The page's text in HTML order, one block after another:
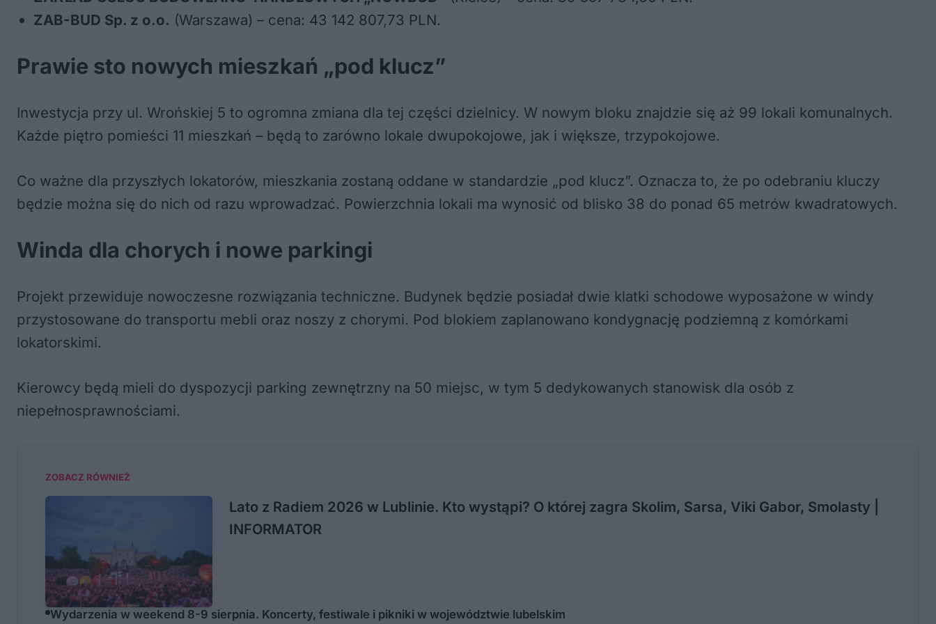
ZAB-BUD Sp. z o.o. (Warszawa) – cena: 43 142 807,73 PLN.
Prawie sto nowych mieszkań „pod klucz”
Inwestycja przy ul. Wrońskiej 5 to ogromna zmiana dla tej części dzielnicy. W nowym bloku znajdzie się aż 99 lokali komunalnych.
Każde piętro pomieści 11 mieszkań – będą to zarówno lokale dwupokojowe, jak i większe, trzypokojowe.
Co ważne dla przyszłych lokatorów, mieszkania zostaną oddane w standardzie „pod klucz”. Oznacza to, że po odebraniu kluczy
będzie można się do nich od razu wprowadzać. Powierzchnia lokali ma wynosić od blisko 38 do ponad 65 metrów kwadratowych.
Winda dla chorych i nowe parkingi
Projekt przewiduje nowoczesne rozwiązania techniczne. Budynek będzie posiadał dwie klatki schodowe wyposażone w windy
przystosowane do transportu mebli oraz noszy z chorymi. Pod blokiem zaplanowano kondygnację podziemną z komórkami
lokatorskimi.
Kierowcy będą mieli do dyspozycji parking zewnętrzny na 50 miejsc, w tym 5 dedykowanych stanowisk dla osób z
niepełnosprawnościami.
ZOBACZ RÓWNIEŻ
Lato z Radiem 2026 w Lublinie. Kto wystąpi? O której zagra Skolim, Sarsa, Viki Gabor, Smolasty |
INFORMATOR
Wydarzenia w weekend 8-9 sierpnia. Koncerty, festiwale i pikniki w województwie lubelskim